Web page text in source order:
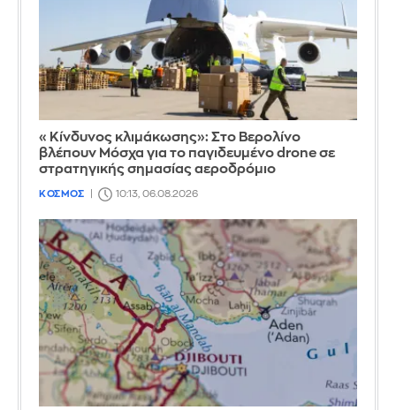
«Κίνδυνος κλιμάκωσης»: Στο Βερολίνο
βλέπουν Μόσχα για το παγιδευμένο drone σε
στρατηγικής σημασίας αεροδρόμιο
ΚΟΣΜΟΣ 10:13, 06.08.2026